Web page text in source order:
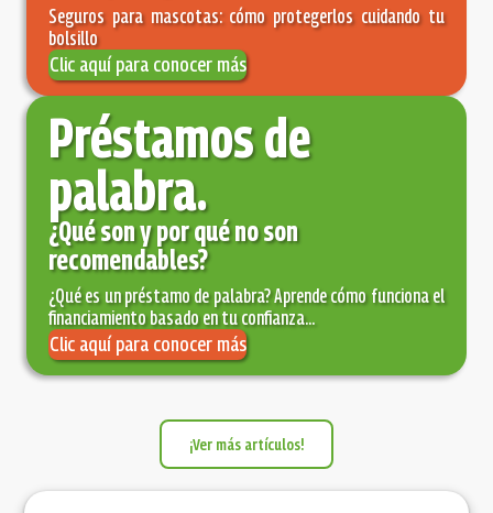
Seguros para mascotas: cómo protegerlos cuidando tu
bolsillo
Clic aquí para conocer más
Préstamos de
palabra.
¿Qué son y por qué no son
recomendables?
¿Qué es un préstamo de palabra? Aprende cómo funciona el
financiamiento basado en tu confianza...
Clic aquí para conocer más
¡Ver más artículos!